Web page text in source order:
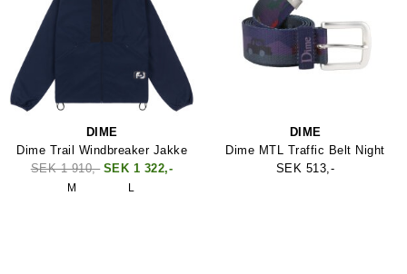
DIME
Dime Trail Windbreaker Jakke
SEK 1 910,- SEK 1 322,-
M L
DIME
Dime MTL Traffic Belt Night
SEK 513,-